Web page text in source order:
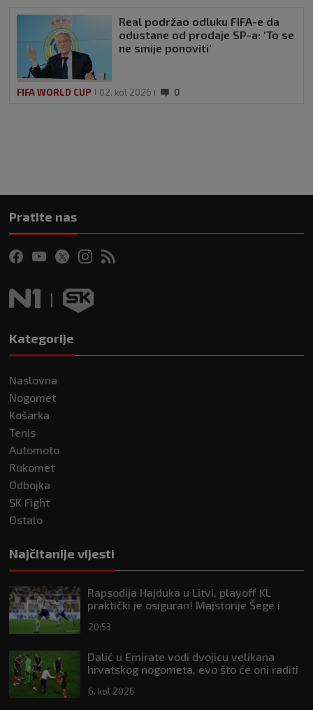
Real podržao odluku FIFA-e da
odustane od prodaje SP-a: ‘To se
ne smije ponoviti’
FIFA WORLD CUP 02. kol 2026 0
Pratite nas
Kategorije
Naslovna
Nogomet
Košarka
Tenis
Automoto
Rukomet
Odbojka
SK Fight
Ostalo
Najčitanije vijesti
Rapsodija Hajduka u Litvi, playoff KL
praktički je osiguran! Majstorije Šege i
20:53
Dalić u Emirate vodi dvojicu velikana
hrvatskog nogometa, evo što će oni raditi
6. kol 2026